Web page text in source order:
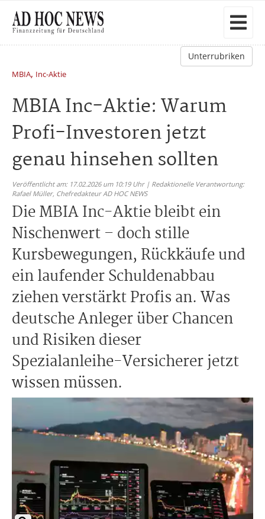
Unterrubriken
MBIA, Inc-Aktie
MBIA Inc-Aktie: Warum
Profi-Investoren jetzt
genau hinsehen sollten
Veröffentlicht am: 17.02.2026 um 10:19 Uhr | Redaktionelle Verantwortung:
Rafael Müller, Chefredakteur AD HOC NEWS
Die MBIA Inc-Aktie bleibt ein
Nischenwert – doch stille
Kursbewegungen, Rückkäufe und
ein laufender Schuldenabbau
ziehen verstärkt Profis an. Was
deutsche Anleger über Chancen
und Risiken dieser
Spezialanleihe-Versicherer jetzt
wissen müssen.